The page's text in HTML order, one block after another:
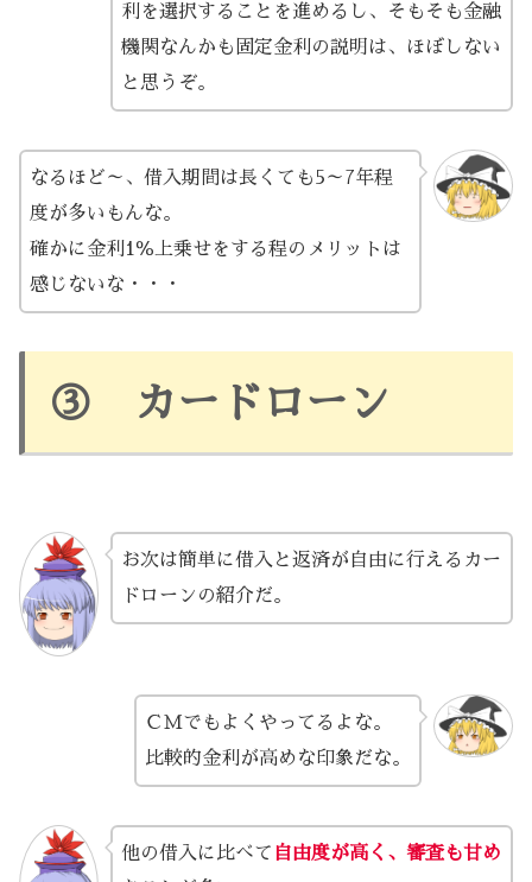
利を選択することを進めるし、そもそも金融
機関なんかも固定金利の説明は、ほぼしない
と思うぞ。
なるほど～、借入期間は長くても5～7年程
度が多いもんな。
確かに金利1％上乗せをする程のメリットは
感じないな・・・
③ カードローン
お次は簡単に借入と返済が自由に行えるカー
ドローンの紹介だ。
ＣＭでもよくやってるよな。
比較的金利が高めな印象だな。
他の借入に比べて 自由度が高く、審査も甘め